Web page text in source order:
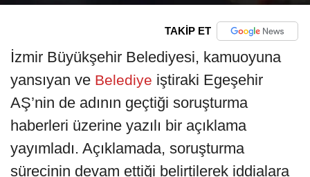
TAKİP ET
İzmir Büyükşehir Belediyesi, kamuoyuna
yansıyan ve Belediye iştiraki Egeşehir
AŞ’nin de adının geçtiği soruşturma
haberleri üzerine yazılı bir açıklama
yayımladı. Açıklamada, soruşturma
sürecinin devam ettiği belirtilerek iddialara